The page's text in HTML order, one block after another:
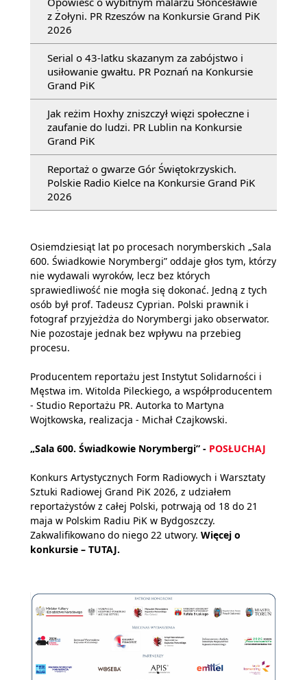
z Żołyni. PR Rzeszów na Konkursie Grand PiK
2026
Serial o 43-latku skazanym za zabójstwo i
usiłowanie gwałtu. PR Poznań na Konkursie
Grand PiK
Jak reżim Hoxhy zniszczył więzi społeczne i
zaufanie do ludzi. PR Lublin na Konkursie
Grand PiK
Reportaż o gwarze Gór Świętokrzyskich.
Polskie Radio Kielce na Konkursie Grand PiK
2026
Osiemdziesiąt lat po procesach norymberskich „Sala
600. Świadkowie Norymbergi” oddaje głos tym, którzy
nie wydawali wyroków, lecz bez których
sprawiedliwość nie mogła się dokonać. Jedną z tych
osób był prof. Tadeusz Cyprian. Polski prawnik i
fotograf przyjeżdża do Norymbergi jako obserwator.
Nie pozostaje jednak bez wpływu na przebieg
procesu.
Producentem reportażu jest Instytut Solidarności i
Męstwa im. Witolda Pileckiego, a współproducentem
- Studio Reportażu PR. Autorka to Martyna
Wojtkowska, realizacja - Michał Czajkowski.
„Sala 600. Świadkowie Norymbergi” - POSŁUCHAJ
Konkurs Artystycznych Form Radiowych i Warsztaty
Sztuki Radiowej Grand PiK 2026, z udziałem
reportażystów z całej Polski, potrwają od 18 do 21
maja w Polskim Radiu PiK w Bydgoszczy.
Zakwalifikowano do niego 22 utwory. Więcej o
konkursie – TUTAJ.